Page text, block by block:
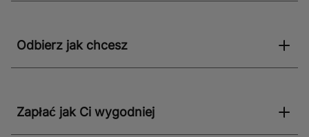
Odbierz jak chcesz
Zapłać jak Ci wygodniej